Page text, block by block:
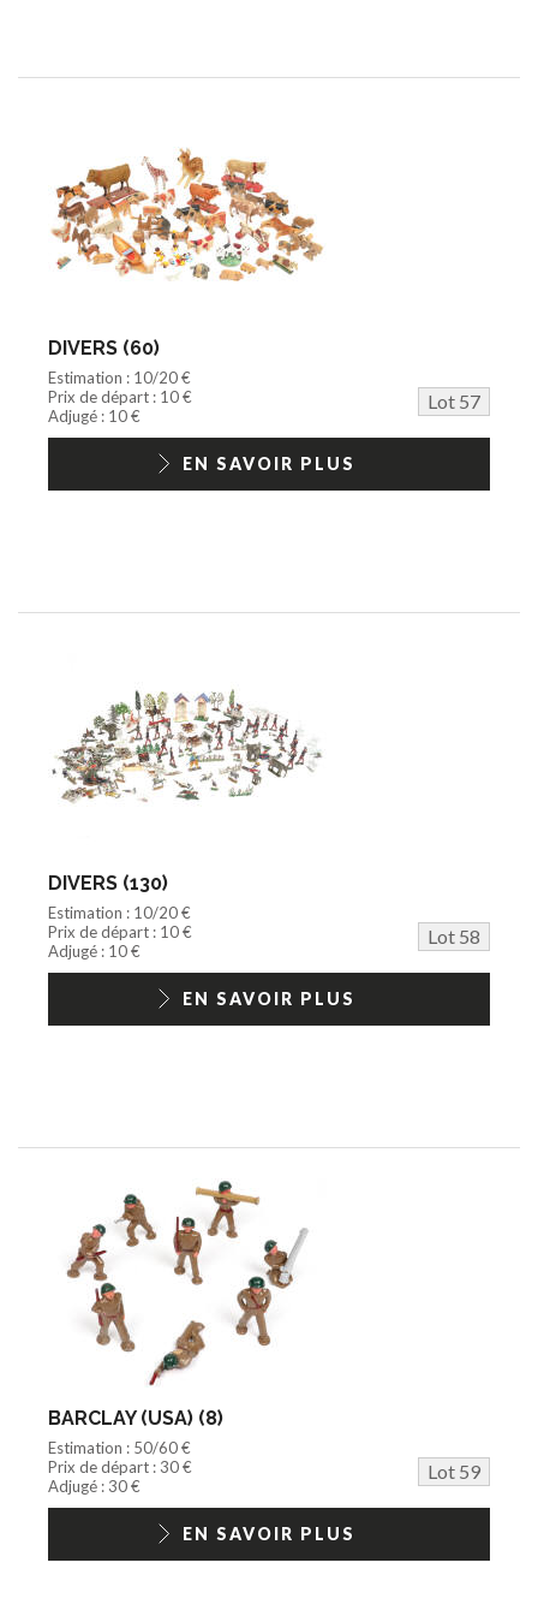
DIVERS (60)
Estimation : 10/20 €
Prix de départ : 10 €
Lot 57
Adjugé : 10 €
EN SAVOIR PLUS
DIVERS (130)
Estimation : 10/20 €
Prix de départ : 10 €
Lot 58
Adjugé : 10 €
EN SAVOIR PLUS
BARCLAY (USA) (8)
Estimation : 50/60 €
Prix de départ : 30 €
Lot 59
Adjugé : 30 €
EN SAVOIR PLUS